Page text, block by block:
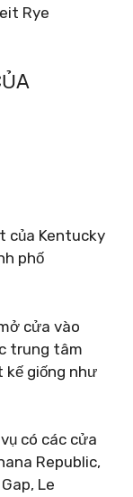
Rye
của Kentucky
phố
cửa vào
trung tâm
kế giống như
có các cửa
Republic,
Le